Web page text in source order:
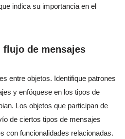
indica su importancia en el
flujo de mensajes
entre objetos. Identifique patrones
y enfóquese en los tipos de
Los objetos que participan de
de ciertos tipos de mensajes
con funcionalidades relacionadas.